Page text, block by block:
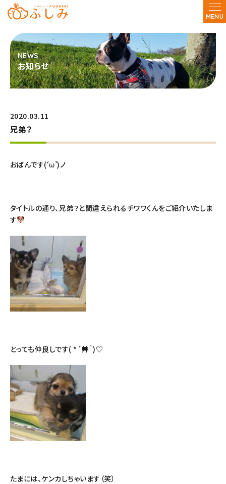
MENU
お知らせ
2020.03.11
兄弟？
おばんです(‘ω’)ノ
タイトルの通り、兄弟？と間違えられるチワワくんをご紹介いたしま
す
とっても仲良しです( *´艸｀)♡
たまには、ケンカしちゃいます（笑）